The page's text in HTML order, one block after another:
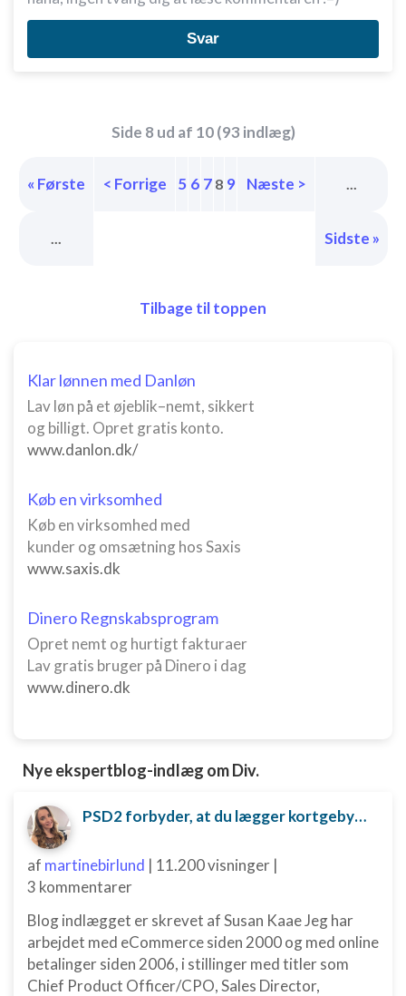
Svar
Side 8 ud af 10 (93 indlæg)
« Første
...
< Forrige 5 6 7 8 9 Næste > ...
Sidste »
Tilbage til toppen
Klar lønnen med Danløn
Lav løn på et øjeblik–nemt, sikkert
og billigt. Opret gratis konto.
www.danlon.dk/
Køb en virksomhed
Køb en virksomhed med
kunder og omsætning hos Saxis
www.saxis.dk
Dinero Regnskabsprogram
Opret nemt og hurtigt fakturaer
Lav gratis bruger på Dinero i dag
www.dinero.dk
Nye ekspertblog-indlæg om Div.
PSD2 forbyder, at du lægger kortgebyret ud til dine kunder fra 1. januar 2018
af martinebirlund | 11.200 visninger |
3 kommentarer
Blog indlægget er skrevet af Susan Kaae Jeg har
arbejdet med eCommerce siden 2000 og med online
betalinger siden 2006, i stillinger med titler som
Chief Product Officer/CPO, Sales Director,